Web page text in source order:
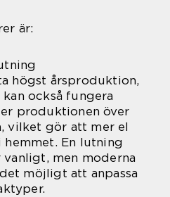
är:
högst årsproduktion,
också fungera
produktionen över
vilket gör att mer el
hemmet. En lutning
men moderna
möjligt att anpassa